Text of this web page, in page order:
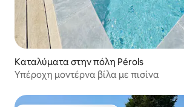
Καταλύματα στην πόλη Pérols
Υπέροχη μοντέρνα βίλα με πισίνα